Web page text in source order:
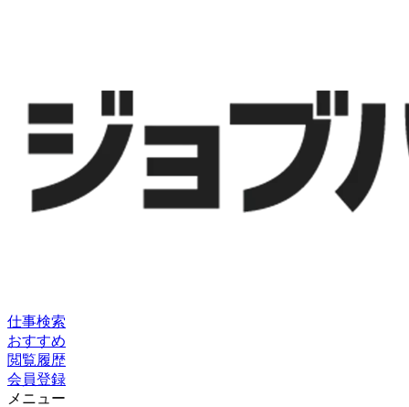
仕事検索
おすすめ
閲覧履歴
会員登録
メニュー